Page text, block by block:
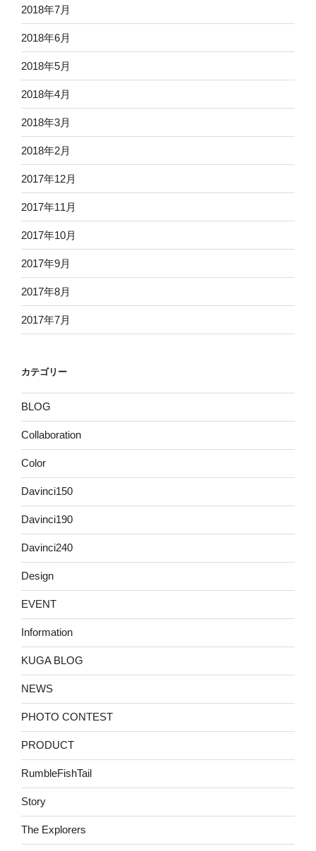
2018年7月
2018年6月
2018年5月
2018年4月
2018年3月
2018年2月
2017年12月
2017年11月
2017年10月
2017年9月
2017年8月
2017年7月
カテゴリー
BLOG
Collaboration
Color
Davinci150
Davinci190
Davinci240
Design
EVENT
Information
KUGA BLOG
NEWS
PHOTO CONTEST
PRODUCT
RumbleFishTail
Story
The Explorers